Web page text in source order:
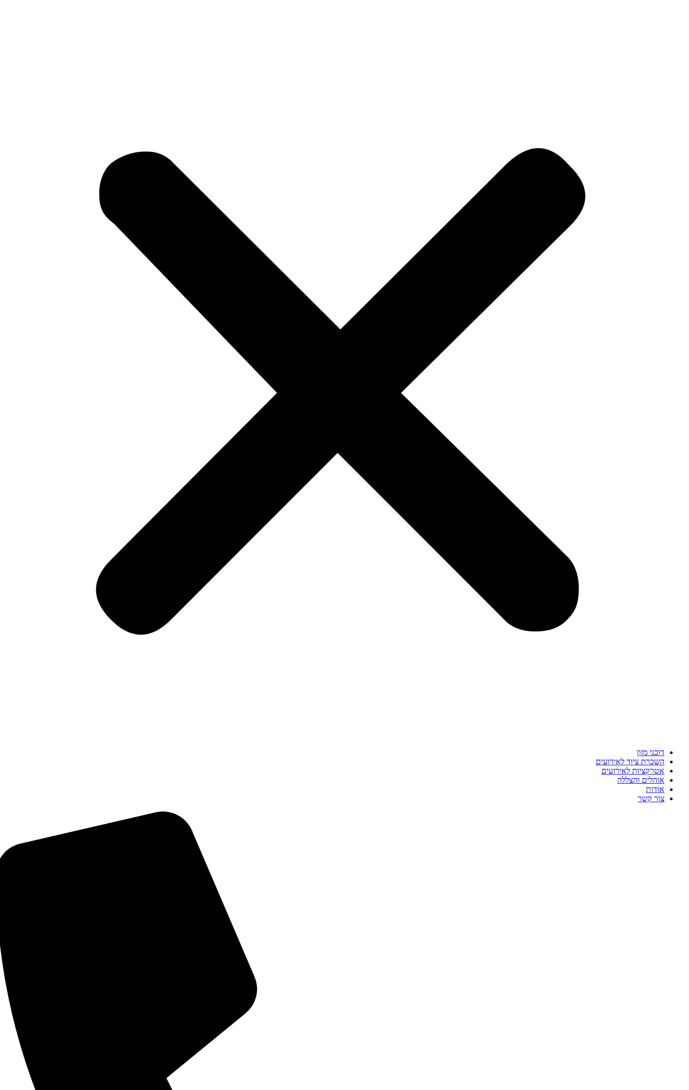
דוכני מזון
השכרת ציוד לאירועים
אטרקציות לאירועים
אוהלים והצללה
אודות
צור קשר